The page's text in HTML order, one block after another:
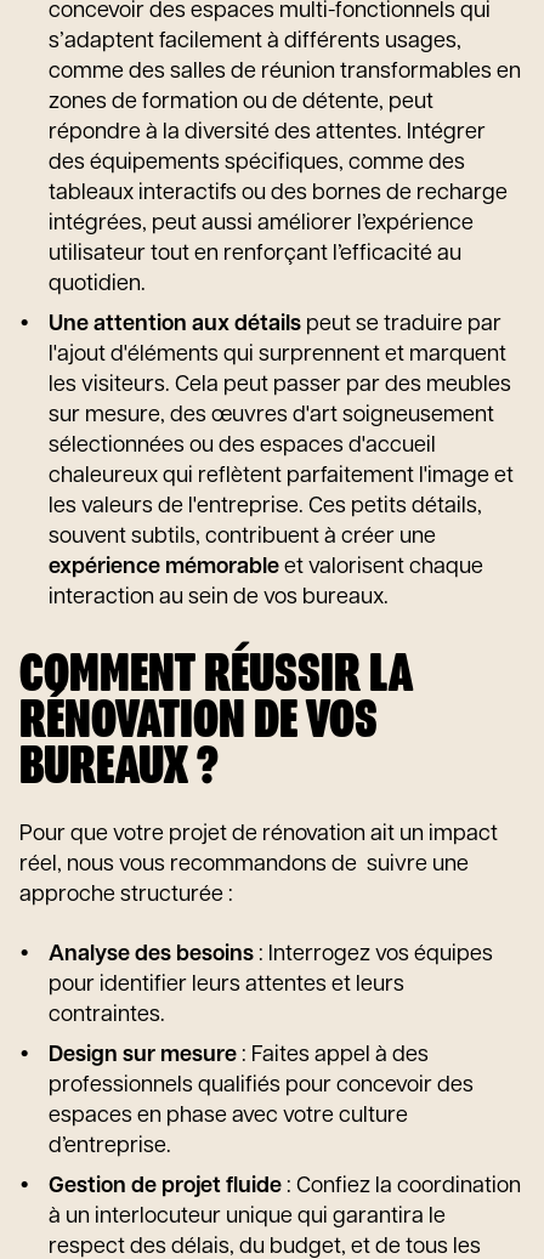
concevoir des espaces multi-fonctionnels qui
s’adaptent facilement à différents usages,
comme des salles de réunion transformables en
zones de formation ou de détente, peut
répondre à la diversité des attentes. Intégrer
des équipements spécifiques, comme des
tableaux interactifs ou des bornes de recharge
intégrées, peut aussi améliorer l’expérience
utilisateur tout en renforçant l’efficacité au
quotidien.
Une attention aux détails peut se traduire par
l'ajout d'éléments qui surprennent et marquent
les visiteurs. Cela peut passer par des meubles
sur mesure, des œuvres d'art soigneusement
sélectionnées ou des espaces d'accueil
chaleureux qui reflètent parfaitement l'image et
les valeurs de l'entreprise. Ces petits détails,
souvent subtils, contribuent à créer une
expérience mémorable et valorisent chaque
interaction au sein de vos bureaux.
COMMENT RÉUSSIR LA
RÉNOVATION DE VOS
BUREAUX ?
Pour que votre projet de rénovation ait un impact
réel, nous vous recommandons de suivre une
approche structurée :
Analyse des besoins : Interrogez vos équipes
pour identifier leurs attentes et leurs
contraintes.
Design sur mesure : Faites appel à des
professionnels qualifiés pour concevoir des
espaces en phase avec votre culture
d’entreprise.
Gestion de projet fluide : Confiez la coordination
à un interlocuteur unique qui garantira le
respect des délais, du budget, et de tous les